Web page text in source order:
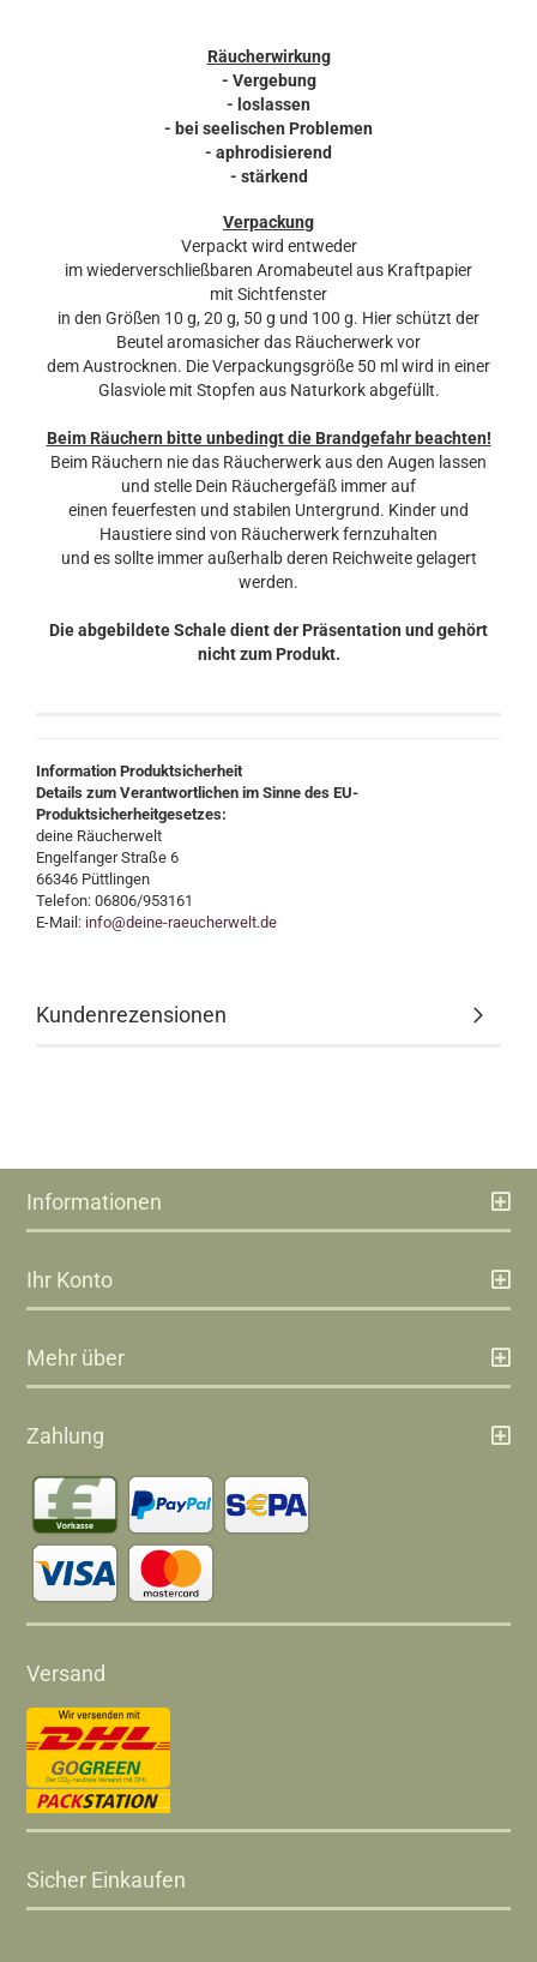
Räucherwirkung
- Vergebung
- loslassen
- bei seelischen Problemen
- aphrodisierend
- stärkend
Verpackung
Verpackt wird entweder
im wiederverschließbaren Aromabeutel aus Kraftpapier
mit Sichtfenster
in den Größen 10 g, 20 g, 50 g und 100 g. Hier schützt der
Beutel aromasicher das Räucherwerk vor
dem Austrocknen. Die Verpackungsgröße 50 ml wird in einer
Glasviole mit Stopfen aus Naturkork abgefüllt.
Beim Räuchern bitte unbedingt die Brandgefahr beachten!
Beim Räuchern nie das Räucherwerk aus den Augen lassen
und stelle Dein Räuchergefäß immer auf
einen feuerfesten und stabilen Untergrund. Kinder und
Haustiere sind von Räucherwerk fernzuhalten
und es sollte immer außerhalb deren Reichweite gelagert
werden.
Die abgebildete Schale dient der Präsentation und gehört
nicht zum Produkt.
Information Produktsicherheit
Details zum Verantwortlichen im Sinne des EU-
Produktsicherheitgesetzes:
deine Räucherwelt
Engelfanger Straße 6
66346 Püttlingen
Telefon: 06806/953161
E-Mail: info@deine-raeucherwelt.de
Kundenrezensionen
Informationen
Ihr Konto
Mehr über
Zahlung
Versand
Sicher Einkaufen